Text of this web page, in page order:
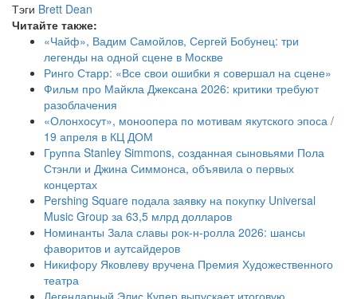
Тэги Brett Dean
Читайте также:
«Чайф», Вадим Самойлов, Сергей Бобунец: три
легенды на одной сцене в Москве
Ринго Старр: «Все свои ошибки я совершал на сцене»
Фильм про Майкла Джексана 2026: критики требуют
разоблачения
«Олонхосут», моноопера по мотивам якутского эпоса /
19 апреля в КЦ ДОМ
Группа Stanley Simmons, созданная сыновьями Пола
Стэнли и Джина Симмонса, объявила о первых
концертах
Pershing Square подала заявку на покупку Universal
Music Group за 63,5 млрд долларов
Номинанты Зала славы рок-н-ролла 2026: шансы
фаворитов и аутсайдеров
Никифору Яковлеву вручена Премия Художественного
театра
Легендарный Элис Купер выпускает итоговую